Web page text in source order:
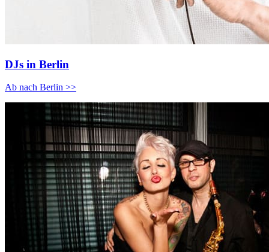
DJs in Berlin
Ab nach Berlin >>